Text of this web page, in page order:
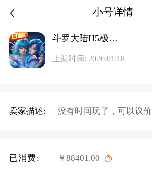
小号详情
斗罗大陆H5极速版旧版-魂环服
上架时间: 2026:01:18
卖家描述: 没有时间玩了，可以议价
已消费: ￥88401.00